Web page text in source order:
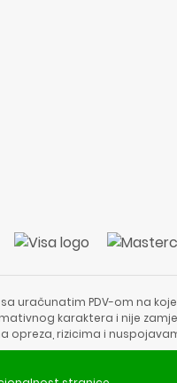
sa uračunatim PDV-om na
karaktera i nije
opreza, rizicima i